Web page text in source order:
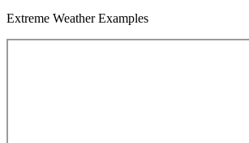
Extreme Weather Examples